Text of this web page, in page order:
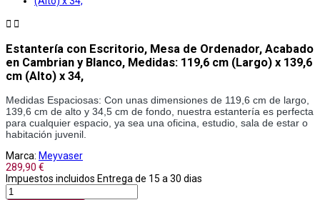
 
Estantería con Escritorio, Mesa de Ordenador, Acabado
en Cambrian y Blanco, Medidas: 119,6 cm (Largo) x 139,6
cm (Alto) x 34,
Medidas Espaciosas: Con unas dimensiones de 119,6 cm de largo,
139,6 cm de alto y 34,5 cm de fondo, nuestra estantería es perfecta
para cualquier espacio, ya sea una oficina, estudio, sala de estar o
habitación juvenil.
Marca: Meyvaser
289,90 €
Impuestos incluidos Entrega de 15 a 30 dias